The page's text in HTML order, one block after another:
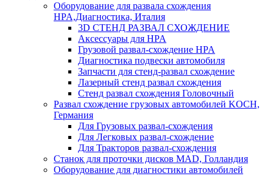
Оборудование для развала схождения
HPA,Диагностика, Италия
3D СТЕНД РАЗВАЛ СХОЖДЕНИЕ
Аксессуары для HPA
Грузовой развал-схождение HPA
Диагностика подвески автомобиля
Запчасти для стенд-развал схождение
Лазерный стенд развал схождения
Стенд развал схождения Головочный
Развал схождение грузовых автомобилей KOCH,
Германия
Для Грузовых развал-схождения
Для Легковых развал-схождение
Для Тракторов развал-схождения
Станок для проточки дисков MAD, Голландия
Оборудование для диагностики автомобилей